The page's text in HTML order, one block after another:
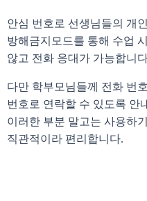
안심 번호로 선생님들의 개
방해금지모드를 통해 수업
않고 전화 응대가 가능합니
다만 학부모님들께 전화 번
번호로 연락할 수 있도록 안
이러한 부분 말고는 사용하
직관적이라 편리합니다.